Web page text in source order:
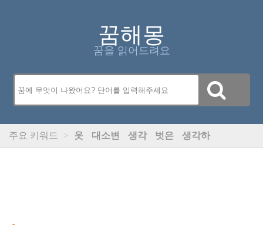
꿈해몽
꿈을 읽어드려요
주요 키워드 > 옷 대소변 생각 벗은 생각하